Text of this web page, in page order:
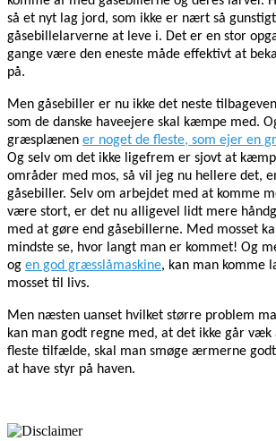
så et nyt lag jord, som ikke er nært så
gåsebillelarverne at leve i. Det er en stor
gange være den eneste måde effektivt at
på.
Men gåsebiller er nu ikke det neste
som de danske haveejere skal kæmpe med.
græsplænen er noget de fleste, som ejer en
Og selv om det ikke ligefrem er sjovt at
områder med mos, så vil jeg nu hellere det,
gåsebiller. Selv om arbejdet med at komme
være stort, er det nu alligevel lidt mere
med at gøre end gåsebillerne. Med mosset
mindste se, hvor langt man er kommet! Og
og en god græsslåmaskine, kan man komme
mosset til livs.
Men næsten uanset hvilket større problem
kan man godt regne med, at det ikke går væk
fleste tilfælde, skal man smøge ærmerne
at have styr på haven.